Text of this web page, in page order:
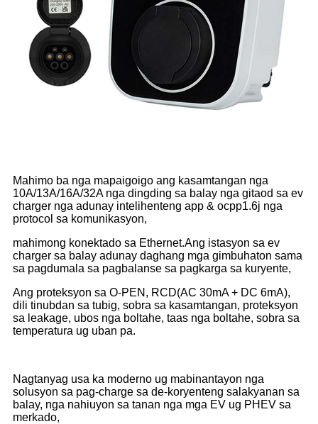
Mahimo ba nga mapaigoigo ang kasamtangan nga
10A/13A/16A/32A nga dingding sa balay nga gitaod sa ev
charger nga adunay intelihenteng app & ocpp1.6j nga
protocol sa komunikasyon,
mahimong konektado sa Ethernet.Ang istasyon sa ev
charger sa balay adunay daghang mga gimbuhaton sama
sa pagdumala sa pagbalanse sa pagkarga sa kuryente,
Ang proteksyon sa O-PEN, RCD(AC 30mA + DC 6mA),
dili tinubdan sa tubig, sobra sa kasamtangan, proteksyon
sa leakage, ubos nga boltahe, taas nga boltahe, sobra sa
temperatura ug uban pa.
Nagtanyag usa ka moderno ug mabinantayon nga
solusyon sa pag-charge sa de-koryenteng salakyanan sa
balay, nga nahiuyon sa tanan nga mga EV ug PHEV sa
merkado,